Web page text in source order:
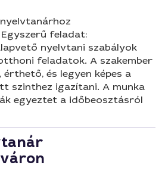
feladat:
nyelvtani szabályok
feladatok. A szakember
és legyen képes a
szinthez igazítani. A munka
egyeztet a időbeosztásról